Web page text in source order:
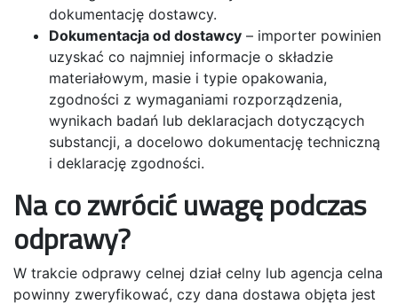
dokumentację dostawcy.
Dokumentacja od dostawcy – importer powinien
uzyskać co najmniej informacje o składzie
materiałowym, masie i typie opakowania,
zgodności z wymaganiami rozporządzenia,
wynikach badań lub deklaracjach dotyczących
substancji, a docelowo dokumentację techniczną
i deklarację zgodności.
Na co zwrócić uwagę podczas
odprawy?
W trakcie odprawy celnej dział celny lub agencja celna
powinny zweryfikować, czy dana dostawa objęta jest